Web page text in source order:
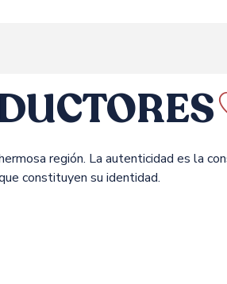
región. La autenticidad es la
constituyen su identidad.